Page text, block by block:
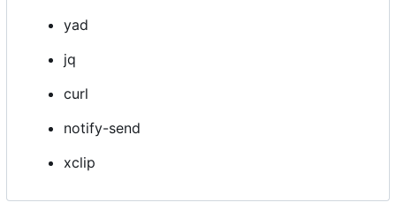
yad
jq
curl
notify-send
xclip